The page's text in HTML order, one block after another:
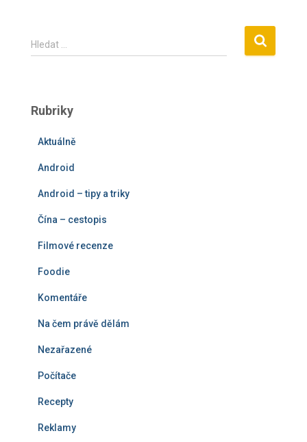
V
y
d
Hledat …
Rubriky
Aktuálně
Android
Android – tipy a triky
Čína – cestopis
Filmové recenze
Foodie
Komentáře
Na čem právě dělám
Nezařazené
Počítače
Recepty
Reklamy